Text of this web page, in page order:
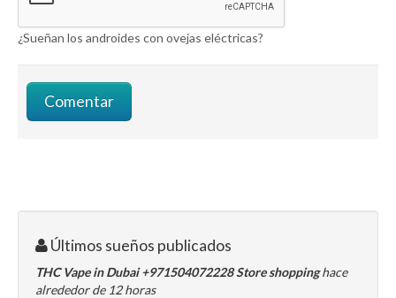
¿Sueñan los androides con ovejas eléctricas?
Últimos sueños publicados
THC Vape in Dubai +971504072228 Store shoppinghace
alrededor de 12 horas